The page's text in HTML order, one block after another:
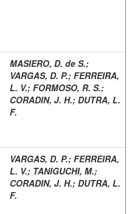
MASIERO, D. de S.;
VARGAS, D. P.; FERREIRA,
L. V.; FORMOSO, R. S.;
CORADIN, J. H.; DUTRA, L.
F.
VARGAS, D. P.; FERREIRA,
L. V.; TANIGUCHI, M.;
CORADIN, J. H.; DUTRA, L.
F.